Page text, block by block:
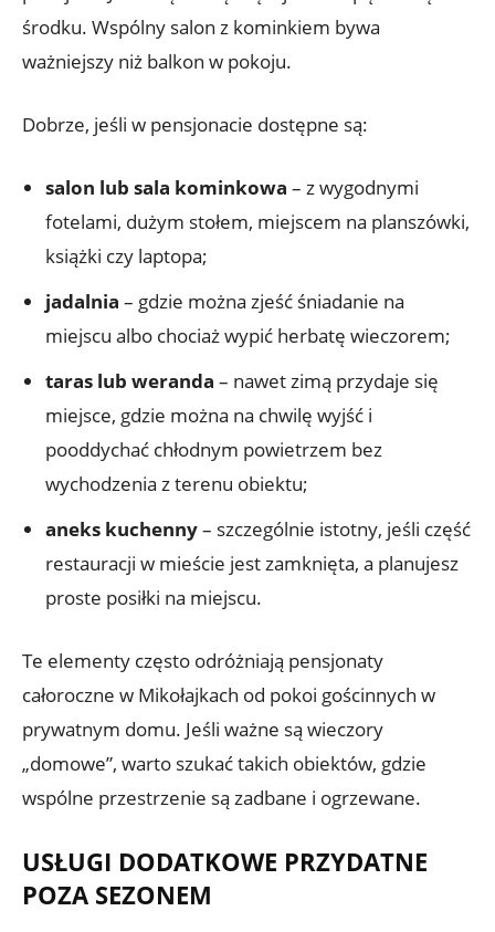
środku. Wspólny salon z kominkiem bywa
ważniejszy niż balkon w pokoju.
Dobrze, jeśli w pensjonacie dostępne są:
salon lub sala kominkowa – z wygodnymi
fotelami, dużym stołem, miejscem na planszówki,
książki czy laptopa;
jadalnia – gdzie można zjeść śniadanie na
miejscu albo chociaż wypić herbatę wieczorem;
taras lub weranda – nawet zimą przydaje się
miejsce, gdzie można na chwilę wyjść i
pooddychać chłodnym powietrzem bez
wychodzenia z terenu obiektu;
aneks kuchenny– szczególnie istotny, jeśli część
restauracji w mieście jest zamknięta, a planujesz
proste posiłki na miejscu.
Te elementy często odróżniają pensjonaty
całoroczne w Mikołajkach od pokoi gościnnych w
prywatnym domu. Jeśli ważne są wieczory
„domowe”, warto szukać takich obiektów, gdzie
wspólne przestrzenie są zadbane i ogrzewane.
USŁUGI DODATKOWE PRZYDATNE
POZA SEZONEM